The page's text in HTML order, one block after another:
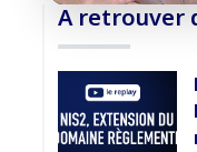
Pas encore
A retrouver